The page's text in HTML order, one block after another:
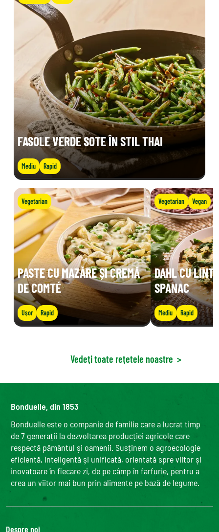
FASOLE VERDE SOTE ÎN STIL THAI
Mediu Rapid
Vegetarian
PASTE CU MAZĂRE ȘI CREMĂ
DE COMTÉ
Ușor Rapid
Vegetarian Vegan
DAHL CU
SPANAC
Mediu Rapid
Vedeți toate rețetele noastre >
Bonduelle, din 1853
Bonduelle este o companie de familie care a lucrat timp
de 7 generații la dezvoltarea producției agricole care
respectă pământul și oamenii. Susținem o agroecologie
eficientă, inteligentă și unificată, orientată spre viitor și
inovatoare în fiecare zi, de pe câmp în farfurie, pentru a
crea un viitor mai bun prin alimente pe bază de legume.
Despre noi